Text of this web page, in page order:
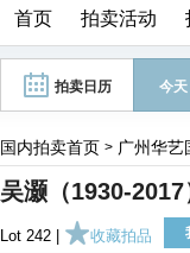
首页 拍卖活动
拍卖日历 今天
国内拍卖首页 > 广州华艺
吴灏（1930-
Lot 242 | 收藏拍品